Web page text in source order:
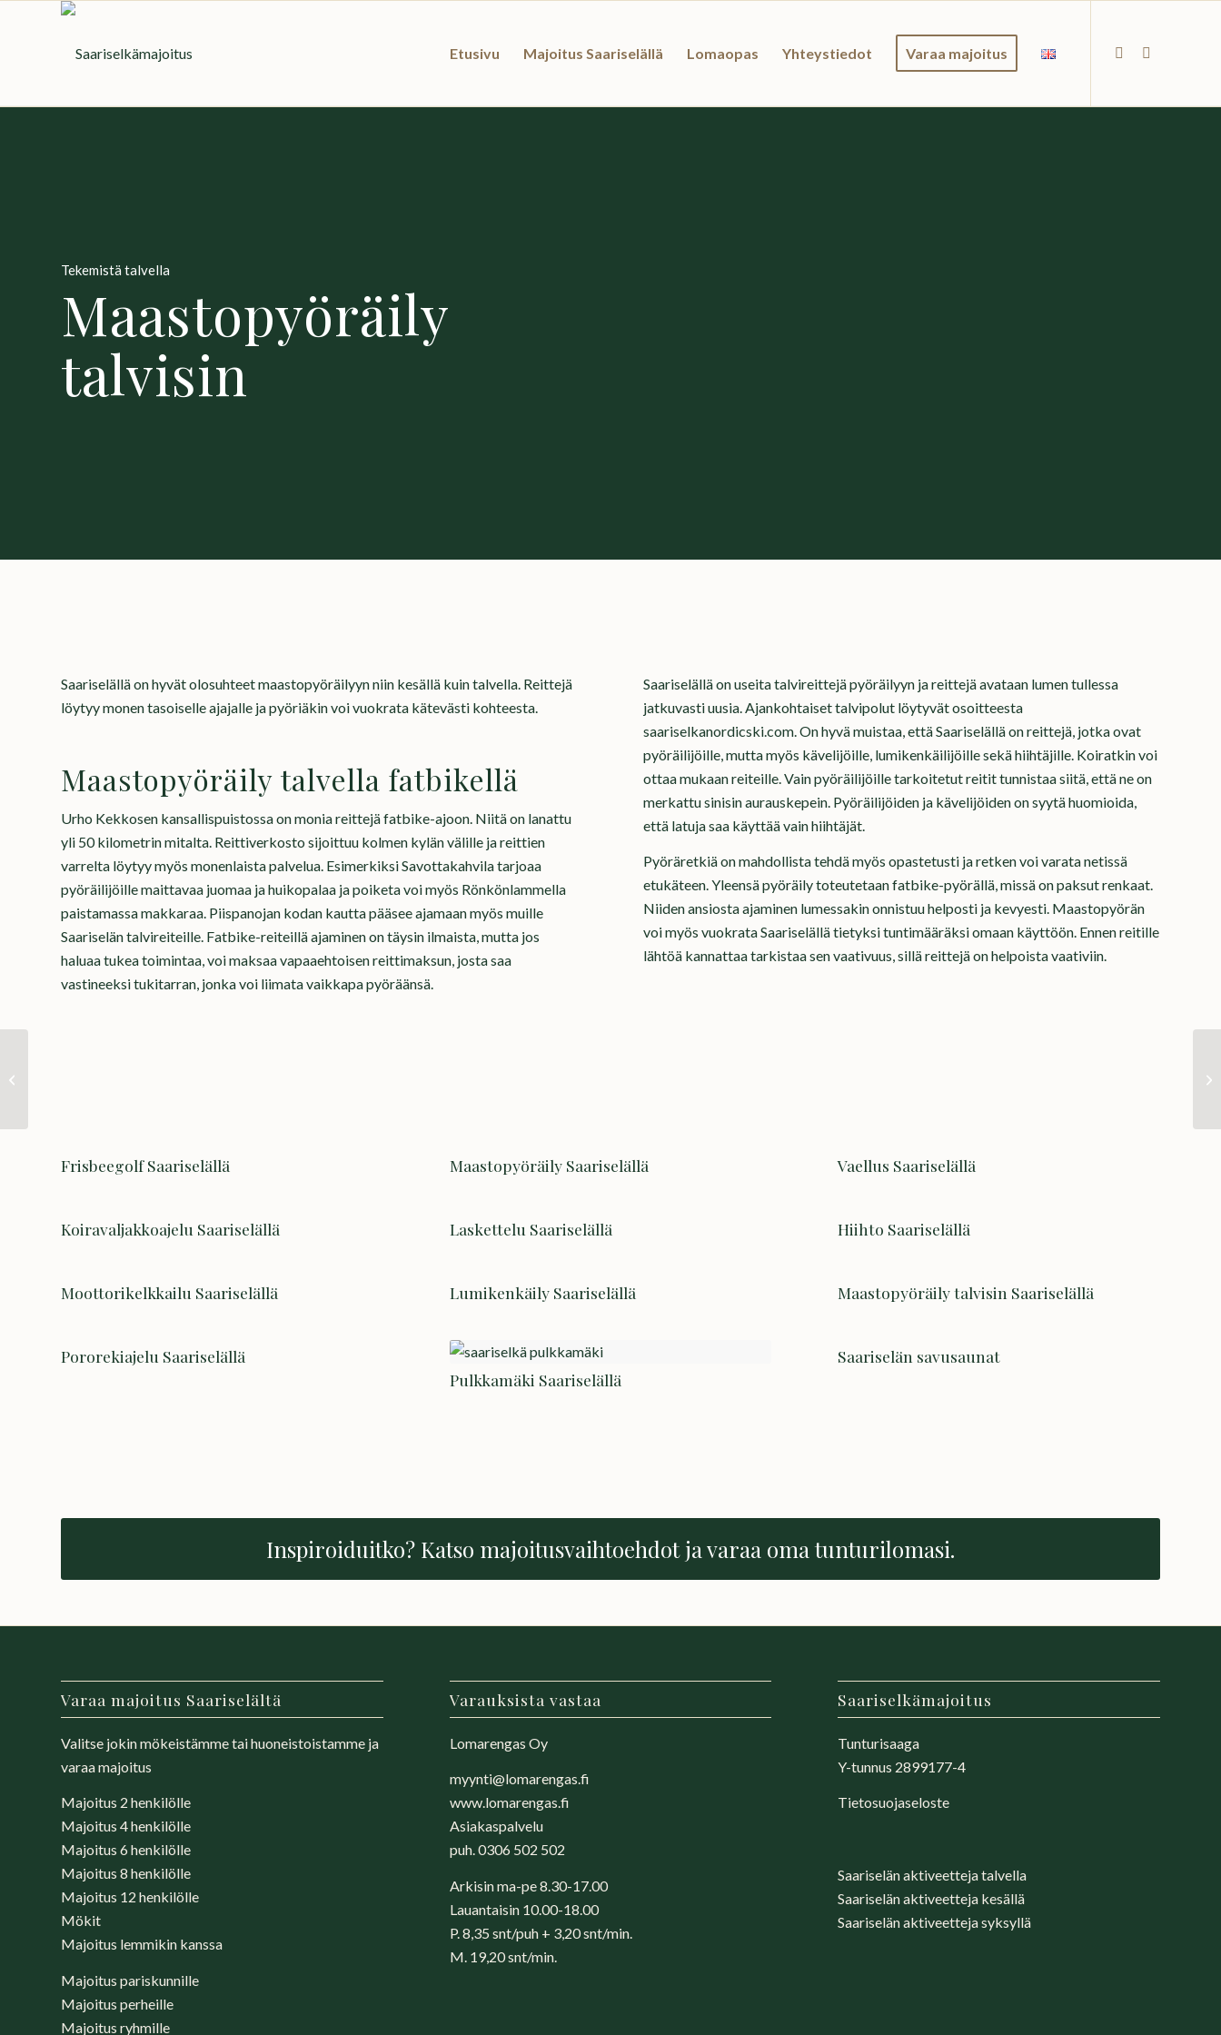
Etusivu Majoitus Saariselällä Lomaopas Yhteystiedot Varaa majoitus
Tekemistä talvella
Maastopyöräily
talvisin
Saariselällä on hyvät olosuhteet maastopyöräilyynniin kesällä kuin talvella. Reittejä
löytyy monen tasoiselle ajajalle ja pyöriäkin voi vuokrata kätevästi kohteesta.
Maastopyöräily talvella fatbikellä
Urho Kekkosen kansallispuistossa on monia reittejä fatbike-ajoon. Niitä on lanattu
yli 50 kilometrin mitalta. Reittiverkosto sijoittuu kolmen kylän välille ja reittien
varrelta löytyy myös monenlaista palvelua. Esimerkiksi Savottakahvila tarjoaa
pyöräilijöille maittavaa juomaa ja huikopalaa ja poiketa voi myös Rönkönlammella
paistamassa makkaraa. Piispanojan kodan kautta pääsee ajamaan myös muille
Saariselän talvireiteille. Fatbike-reiteillä ajaminen on täysin ilmaista, mutta jos
haluaa tukea toimintaa, voi maksaa vapaaehtoisen reittimaksun, josta saa
vastineeksi tukitarran, jonka voi liimata vaikkapa pyöräänsä.
Saariselällä on useita talvireittejä pyöräilyyn ja reittejä avataan lumen tullessa
jatkuvasti uusia. Ajankohtaiset talvipolut löytyvät osoitteesta
saariselkanordicski.com. On hyvä muistaa, että Saariselällä on reittejä, jotka ovat
pyöräilijöille, mutta myös kävelijöille, lumikenkäilijöille sekä hiihtäjille. Koiratkin voi
ottaa mukaan reiteille. Vain pyöräilijöille tarkoitetut reitit tunnistaa siitä, että ne on
merkattu sinisin aurauskepein. Pyöräilijöiden ja kävelijöiden on syytä huomioida,
että latuja saa käyttää vain hiihtäjät.
Pyöräretkiä on mahdollista tehdä myös opastetusti ja retken voi varata netissä
etukäteen. Yleensä pyöräily toteutetaan fatbike-pyörällä, missä on paksut renkaat.
Niiden ansiosta ajaminen lumessakin onnistuu helposti ja kevyesti. Maastopyörän
voi myös vuokrata Saariselällä tietyksi tuntimääräksi omaan käyttöön. Ennen reitille
lähtöä kannattaa tarkistaa sen vaativuus, sillä reittejä on helpoista vaativiin.
Frisbeegolf Saariselällä Maastopyöräily Saariselällä Vaellus Saariselällä
Koiravaljakkoajelu Saariselällä Laskettelu Saariselällä Hiihto Saariselällä
Moottorikelkkailu Saariselällä Lumikenkäily Saariselällä Maastopyöräily talvisin Saariselällä
Pororekiajelu Saariselällä
Pulkkamäki Saariselällä
Saariselän savusaunat
Inspiroiduitko? Katso majoitusvaihtoehdot ja varaa oma tunturilomasi.
Varaa majoitus Saariselältä
Valitse jokin mökeistämme tai huoneistoistamme ja
varaa majoitus
Majoitus 2 henkilölle
Majoitus 4 henkilölle
Majoitus 6henkilölle
Majoitus 8 henkilölle
Majoitus 12 henkilölle
Mökit
Majoitus lemmikin kanssa
Majoitus pariskunnille
Majoitus perheille
Majoitus ryhmille
Varauksista vastaa
Lomarengas Oy
myynti@lomarengas.fi
www.lomarengas.fi
Asiakaspalvelu
puh.0306 502 502
Arkisin ma-pe 8.30-17.00
Lauantaisin 10.00-18.00
P. 8,35 snt/puh + 3,20 snt/min.
M. 19,20 snt/min.
Saariselkämajoitus
Tunturisaaga
Y-tunnus 2899177-4
Tietosuojaseloste
Saariselän aktiveetteja talvella
Saariselän aktiveetteja kesällä
Saariselän aktiveetteja syksyllä